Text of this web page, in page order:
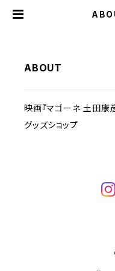
ABOUT
映画『マゴーネ 土田康
グッズショップ